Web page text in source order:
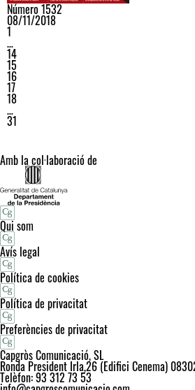
Número 1532
08/11/2018
1
…
14
15
16
17
18
…
31
Amb la col·laboració de
Qui som
Avís legal
Política de cookies
Política de privacitat
Preferències de privacitat
Capgròs Comunicació, SL
Ronda President Irla,26 (Edifici Cenema)
Telèfon: 93 312 73 53